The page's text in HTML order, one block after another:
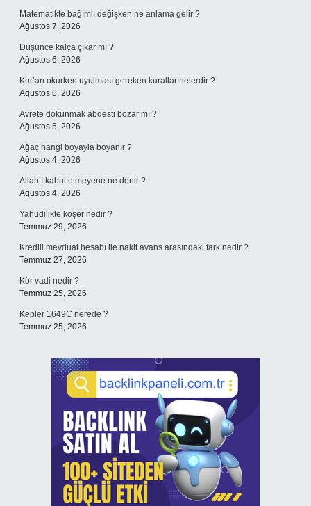
Matematikte bağımlı değişken ne anlama gelir ?
Ağustos 7, 2026
Düşünce kalça çıkar mı ?
Ağustos 6, 2026
Kur’an okurken uyulması gereken kurallar nelerdir ?
Ağustos 6, 2026
Avrete dokunmak abdesti bozar mı ?
Ağustos 5, 2026
Ağaç hangi boyayla boyanır ?
Ağustos 4, 2026
Allah’ı kabul etmeyene ne denir ?
Ağustos 4, 2026
Yahudilikte koşer nedir ?
Temmuz 29, 2026
Kredili mevduat hesabı ile nakit avans arasındaki fark nedir ?
Temmuz 27, 2026
Kör vadi nedir ?
Temmuz 25, 2026
Kepler 1649C nerede ?
Temmuz 25, 2026